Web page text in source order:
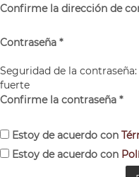
Confirme la dirección de
Contraseña *
Seguridad de la contraseña:
fuerte
Confirme la contraseña *
Estoy de acuerdo con
Estoy de acuerdo con